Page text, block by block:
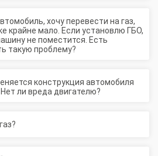
крайне мало. Если установлю ГБО,
не поместится. Есть
такую проблему?
ли вреда двигателю?